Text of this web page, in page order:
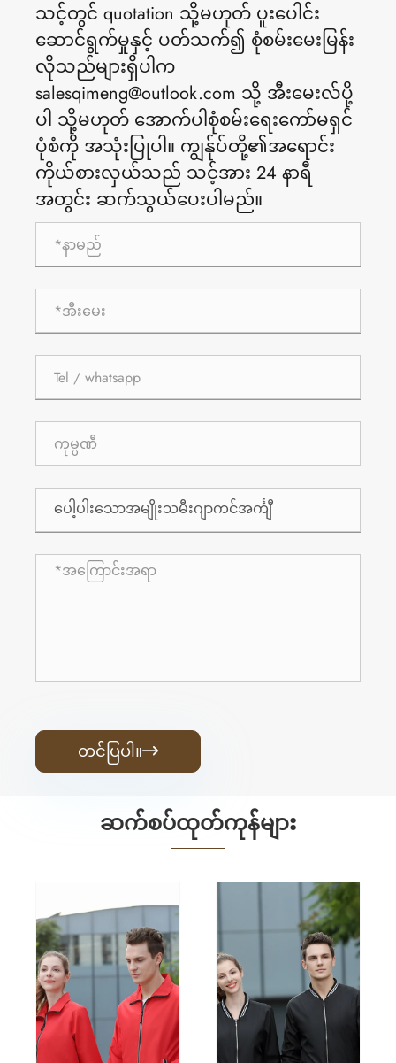
သင့်တွင် quotation သို့မဟုတ် ပူးပေါင်း
ဆောင်ရွက်မှုနှင့် ပတ်သက်၍ စုံစမ်းမေးမြန်း
လိုသည်များရှိပါက
salesqimeng@outlook.com သို့ အီးမေးလ်ပို့
ပါ သို့မဟုတ် အောက်ပါစုံစမ်းရေးကော်မရှင်
ပုံစံကို အသုံးပြုပါ။ ကျွန်ုပ်တို့၏အရောင်း
ကိုယ်စားလှယ်သည် သင့်အား 24 နာရီ
အတွင်း ဆက်သွယ်ပေးပါမည်။
တင်ပြပါ။
ဆက်စပ်ထုတ်ကုန်များ